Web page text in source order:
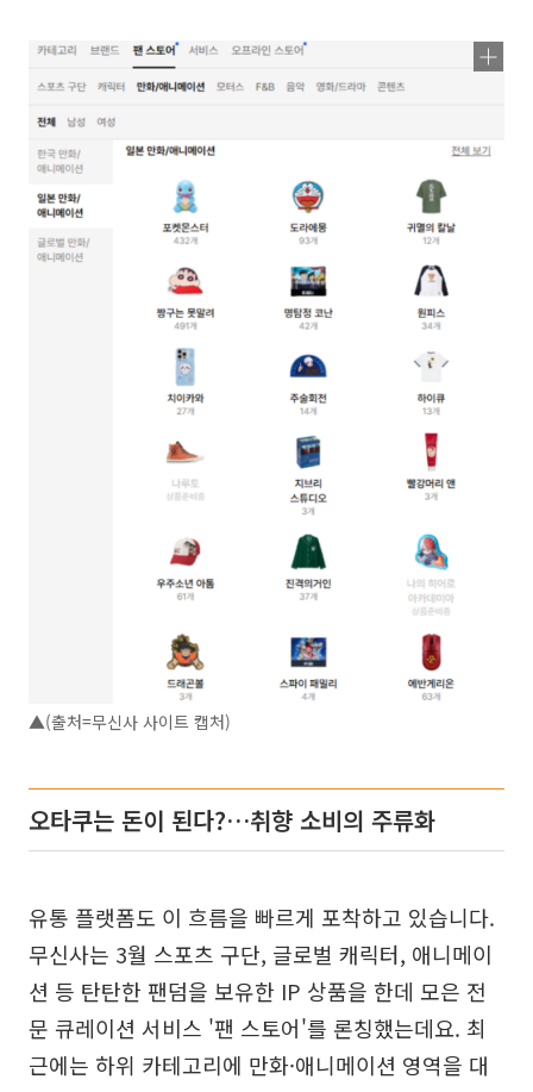
▲(출처=무신사 사이트 캡처)
오타쿠는 돈이 된다?…취향 소비의 주류화
유통 플랫폼도 이 흐름을 빠르게 포착하고 있습니다.
무신사는 3월 스포츠 구단, 글로벌 캐릭터, 애니메이
션 등 탄탄한 팬덤을 보유한 IP 상품을 한데 모은 전
문 큐레이션 서비스 '팬 스토어'를 론칭했는데요. 최
근에는 하위 카테고리에 만화·애니메이션 영역을 대